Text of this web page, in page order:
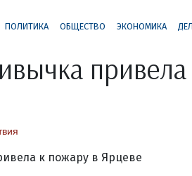
ПОЛИТИКА ОБЩЕСТВО ЭКОНОМИКА